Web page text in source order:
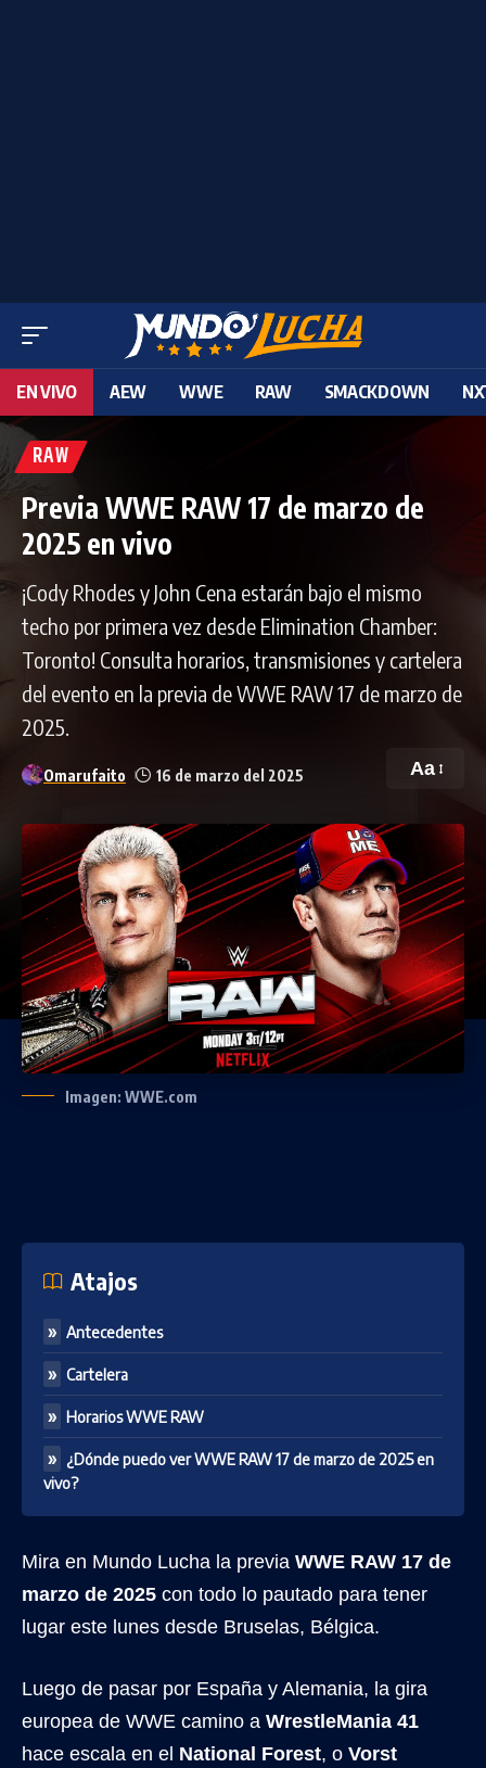
EN VIVO AEW WWE RAW SMACKDOWN
RAW
Previa WWE RAW 17 de marzo de
2025 en vivo
¡Cody Rhodes y John Cena estarán bajo el mismo
techo por primera vez desde Elimination Chamber:
Toronto! Consulta horarios, transmisiones y cartelera
del evento en la previa de WWE RAW 17 de marzo de
2025.
Omarufaito 16 de marzo del 2025 Aa
Imagen: WWE.com
Atajos
Antecedentes
Cartelera
Horarios WWE RAW
¿Dónde puedo ver WWE RAW 17 de marzo de 2025 en
vivo?
Mira en Mundo Lucha la previa WWE RAW 17 de
marzo de 2025 con todo lo pautado para tener
lugar este lunes desde Bruselas, Bélgica.
Luego de pasar por España y Alemania, la gira
europea de WWE camino a WrestleMania 41
hace escala en el National Forest, o Vorst